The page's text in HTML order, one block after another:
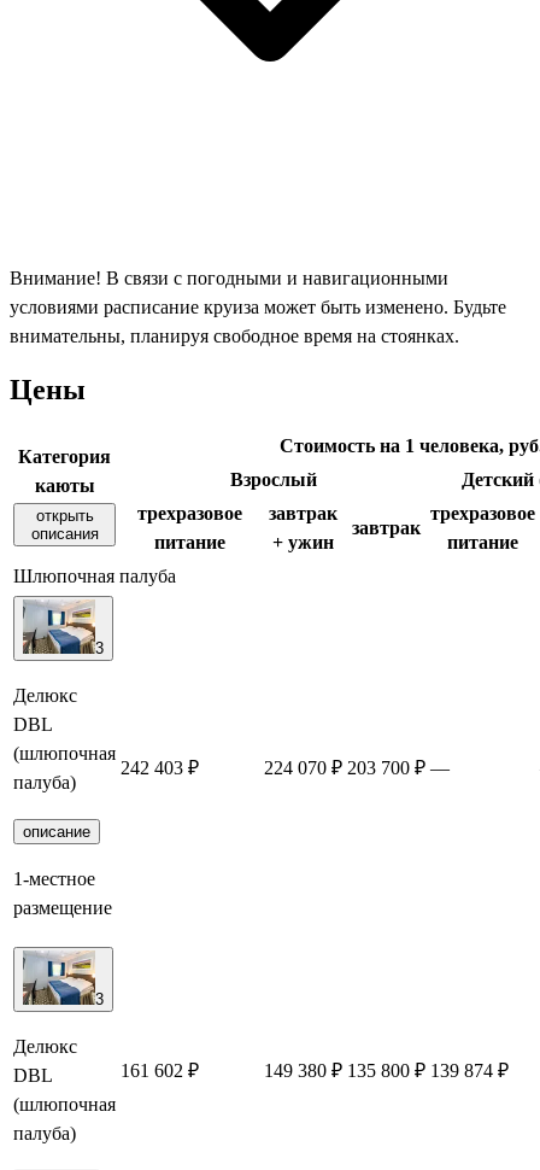
Внимание! В связи с погодными и навигационными
условиями расписание круиза может быть изменено. Будьте
внимательны, планируя свободное время на стоянках.
Цены
Категория
каюты
открыть
описания
Стоимость на 1 человека,
Взрослый
Детский
трехразовое
питание
завтрак
+ ужин
завтрак
трехразовое
питание
Шлюпочная палуба
3
Делюкс
DBL
(шлюпочная
палуба)
описание
1-местное
размещение
242 403 ₽ 224 070 ₽ 203 700 ₽ —
3
Делюкс
DBL
(шлюпочная
палуба)
161 602 ₽ 149 380 ₽ 135 800 ₽ 139 874 ₽